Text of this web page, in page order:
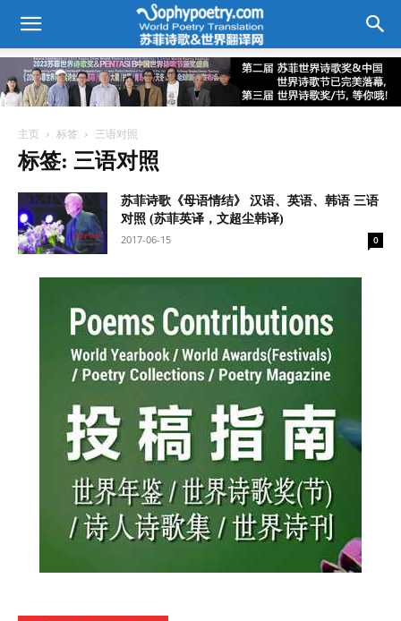
主页 标签 三语对照
标签: 三语对照
苏菲诗歌《母语情结》 汉语、英语、韩语 三语
对照 (苏菲英译，文超尘韩译)
2017-06-15
0